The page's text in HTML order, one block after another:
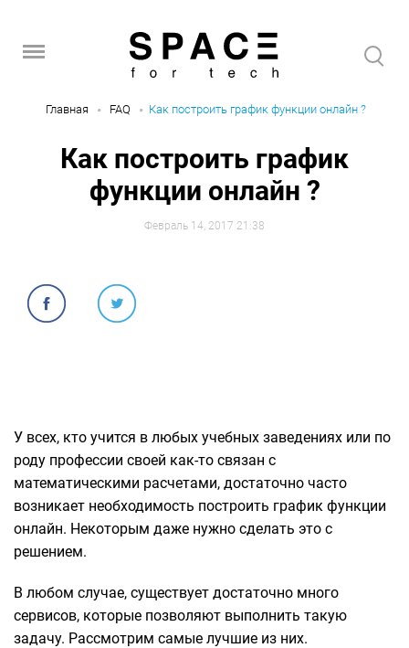
Главная FAQ Как построить график функции онлайн ?
Как построить график
функции онлайн ?
Февраль 14, 2017 21:38
У всех, кто учится в любых учебных заведениях или по
роду профессии своей как-то связан с
математическими расчетами, достаточно часто
возникает необходимость построить график функции
онлайн. Некоторым даже нужно сделать это с
решением.
В любом случае, существует достаточно много
сервисов, которые позволяют выполнить такую
задачу. Рассмотрим самые лучшие из них.